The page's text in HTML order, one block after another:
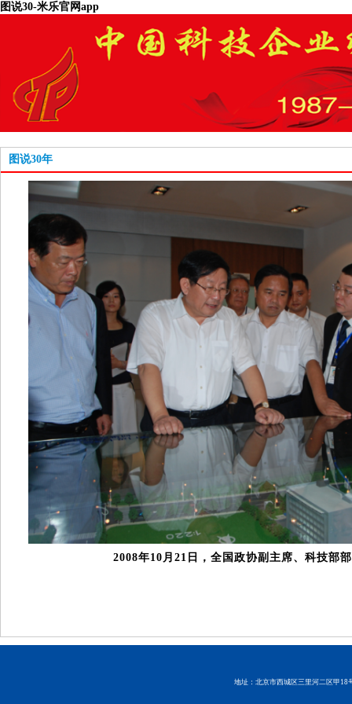
图说30-米乐官网app
图说30年
2008年10月21日，全国政协副主席、科技部
地址：北京市西城区三里河二区甲